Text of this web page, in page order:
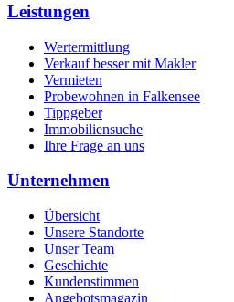
Leistungen
Wertermittlung
Verkauf besser mit Makler
Vermieten
Probewohnen in Falkensee
Tippgeber
Immobiliensuche
Ihre Frage an uns
Unternehmen
Übersicht
Unsere Standorte
Unser Team
Geschichte
Kundenstimmen
Angebotsmagazin